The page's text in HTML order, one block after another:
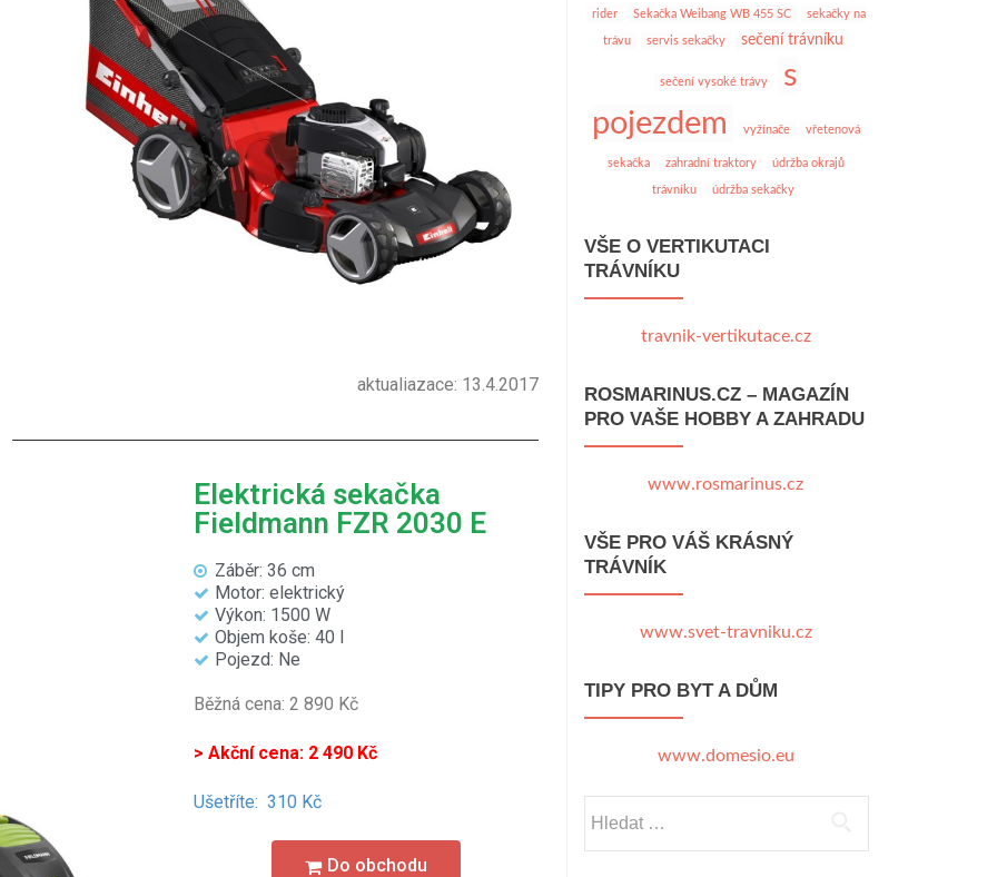
aktualiazace: 13.4.2017
Elektrická sekačka
Fieldmann FZR 2030 E
Záběr: 36 cm
Motor: elektrický
Výkon: 1500 W
Objem koše: 40 l
Pojezd: Ne
Běžná cena: 2 890 Kč
> Akční cena: 2 490 Kč
Ušetříte: 310 Kč
Do obchodu
rider Sekačka Weibang WB 455 SC sekačky na
trávu servis sekačky sečení trávníku
sečení vysoké trávy
s
pojezdem
vyžínače vřetenová
sekačka zahradní traktory údržba okrajů
trávníku údržba sekačky
VŠE O VERTIKUTACI
TRÁVNÍKU
travnik-vertikutace.cz
ROSMARINUS.CZ – MAGAZÍN
PRO VAŠE HOBBY A ZAHRADU
www.rosmarinus.cz
VŠE PRO VÁŠ KRÁSNÝ
TRÁVNÍK
www.svet-travniku.cz
TIPY PRO BYT A DŮM
www.domesio.eu